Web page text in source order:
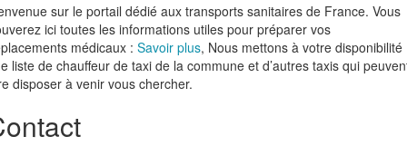
sur le portail dédié aux transports sanitaires de France. Vous
ici toutes les informations utiles pour préparer vos
médicaux : Savoir plus, Nous mettons à votre disponibilité
liste de chauffeur de taxi de la commune et d’autres taxis qui
disposer à venir vous chercher.